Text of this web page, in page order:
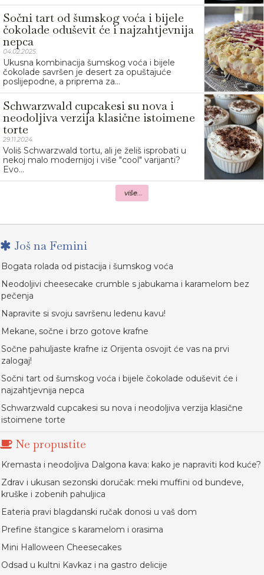
Sočni tart od šumskog voća i bijele
čokolade oduševit će i najzahtjevnija
nepca
04.02.2025.
Ukusna kombinacija šumskog voća i bijele
čokolade savršen je desert za opuštajuće
poslijepodne, a priprema za...
Schwarzwald cupcakesi su nova i
neodoljiva verzija klasične istoimene
torte
29.11.2024.
Voliš Schwarzwald tortu, ali je želiš isprobati u
nekoj malo modernijoj i više "cool" varijanti?
Evo...
više...
Još na Femini
Bogata rolada od pistacija i šumskog voća
Neodoljivi cheesecake crumble s jabukama i karamelom bez
pečenja
Napravite si svoju savršenu ledenu kavu!
Mekane, sočne i brzo gotove krafne
Sočne pahuljaste krafne iz Orijenta osvojit će vas na prvi
zalogaj!
Sočni tart od šumskog voća i bijele čokolade oduševit će i
najzahtjevnija nepca
Schwarzwald cupcakesi su nova i neodoljiva verzija klasične
istoimene torte
Ne propustite
Kremasta i neodoljiva Dalgona kava: kako je napraviti kod kuće?
Zdrav i ukusan sezonski doručak: meki muffini od bundeve,
kruške i zobenih pahuljica
Eateria pravi blagdanski ručak donosi u vaš dom
Prefine štangice s karamelom i orasima
Mini Halloween Cheesecakes
Odsad u kultni Kavkaz i na gastro delicije